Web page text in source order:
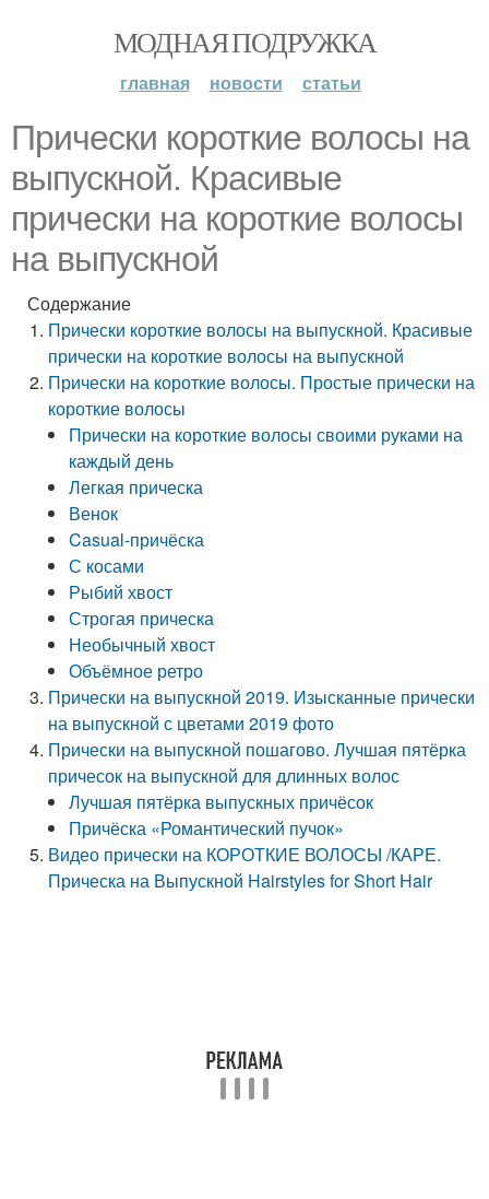
МОДНАЯ ПОДРУЖКА
главная новости статьи
Прически короткие волосы на
выпускной. Красивые
прически на короткие волосы
на выпускной
Содержание
Прически короткие волосы на выпускной. Красивые
прически на короткие волосы на выпускной
Прически на короткие волосы. Простые прически на
короткие волосы
Прически на короткие волосы своими руками на
каждый день
Легкая прическа
Венок
Casual-причёска
С косами
Рыбий хвост
Строгая прическа
Необычный хвост
Объёмное ретро
Прически на выпускной 2019. Изысканные прически
на выпускной с цветами 2019 фото
Прически на выпускной пошагово. Лучшая пятёрка
причесок на выпускной для длинных волос
Лучшая пятёрка выпускных причёсок
Причёска «Романтический пучок»
Видео прически на КОРОТКИЕ ВОЛОСЫ /КАРЕ.
Прическа на Выпускной Hairstyles for Short Hair